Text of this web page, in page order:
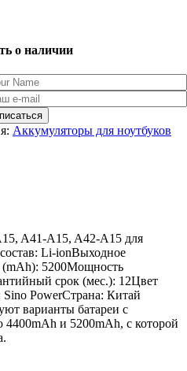
о наличии
Аккумуляторы для ноутбуков
A41-A15, A42-A15 для
Li-ionВыходное
(mAh): 5200Мощность
срок (мес.): 12Цвет
Sino PowerСтрана: Китай
варианты батареи с
и 5200mAh, с которой